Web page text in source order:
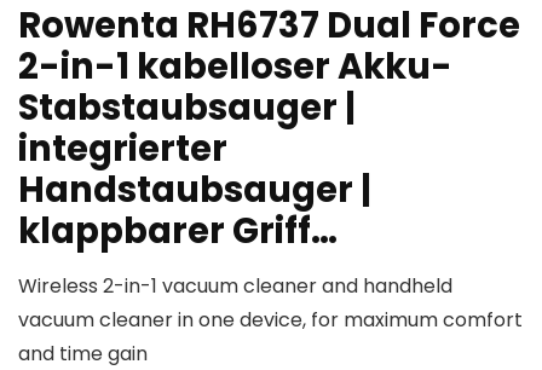
Rowenta RH6737 Dual Force
2-in-1 kabelloser Akku-
Stabstaubsauger |
integrierter
Handstaubsauger |
klappbarer Griff…
Wireless 2-in-1 vacuum cleaner and handheld
vacuum cleaner in one device, for maximum comfort
and time gain